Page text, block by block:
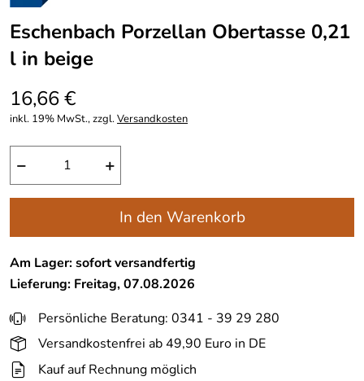
Eschenbach Porzellan Obertasse 0,21
l in beige
16,66 €
inkl. 19% MwSt., zzgl.Versandkosten
− +
In den Warenkorb
Am Lager: sofort versandfertig
Lieferung: Freitag, 07.08.2026
Persönliche Beratung: 0341 - 39 29 280
Versandkostenfrei ab 49,90 Euro in DE
Kauf auf Rechnung möglich